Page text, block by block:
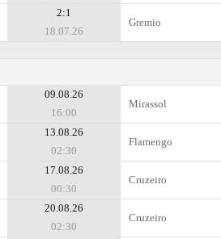
2:1
18.07.26
Gremio
09.08.26
16:00
Mirassol
13.08.26
02:30
Flamengo
17.08.26
00:30
Cruzeiro
20.08.26
02:30
Cruzeiro